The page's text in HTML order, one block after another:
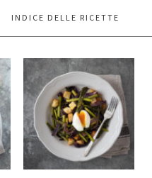
INDICE DELLE RICETTE